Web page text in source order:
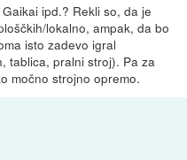
ipd.? Rekli so, da je
lokalno, ampak, da bo
isto zadevo igral
tablica, pralni stroj). Pa za
močno strojno opremo.